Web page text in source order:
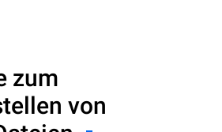
zum
von